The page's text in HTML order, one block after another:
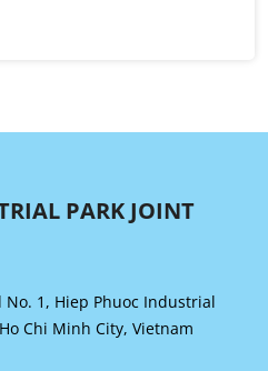
PARK JOINT
No. 1, Hiep Phuoc Industrial
Chi Minh City, Vietnam